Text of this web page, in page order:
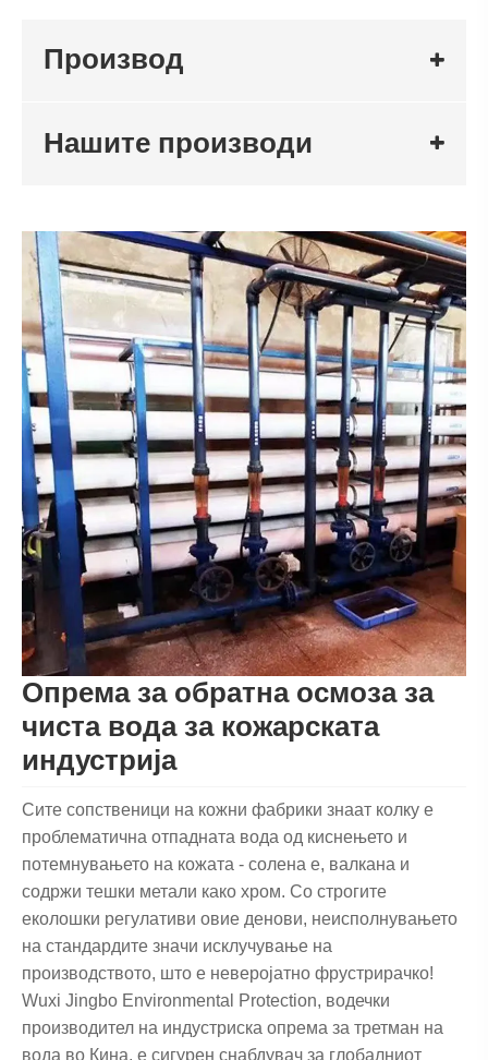
Производ
Нашите производи
Опрема за обратна осмоза за
чиста вода за кожарската
индустрија
Сите сопственици на кожни фабрики знаат колку е
проблематична отпадната вода од киснењето и
потемнувањето на кожата - солена е, валкана и
содржи тешки метали како хром. Со строгите
еколошки регулативи овие денови, неисполнувањето
на стандардите значи исклучување на
производството, што е неверојатно фрустрирачко!
Wuxi Jingbo Environmental Protection, водечки
производител на индустриска опрема за третман на
вода во Кина, е сигурен снабдувач за глобалниот